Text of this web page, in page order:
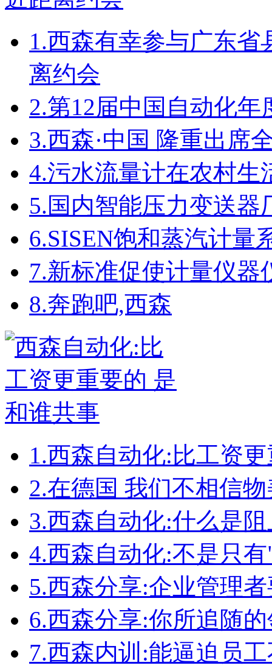
1.西森有幸参与广东省
离约会
2.第12届中国自动化
3.西森·中国 隆重出席
4.污水流量计在农村生
5.国内智能压力变送器
6.SISEN饱和蒸汽计量
7.新标准促使计量仪器
8.奔跑吧,西森
1.西森自动化:比工资
2.在德国 我们不相信
3.西森自动化:什么是
4.西森自动化:不是只
5.西森分享:企业管理
6.西森分享:你所追随
7.西森内训:能逼迫员